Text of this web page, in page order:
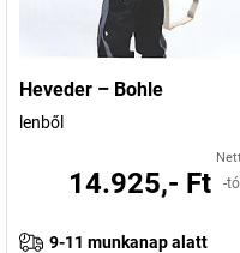
Heveder – Bohle
lenből
14.925,- Ft -tól
9-11 munkanap alatt